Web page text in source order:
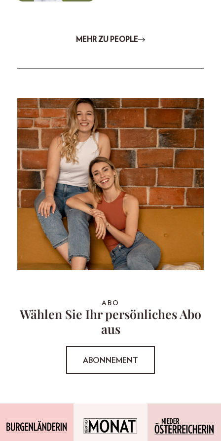
MEHR ZU PEOPLE
ABO
Wählen Sie Ihr persönliches Abo
aus
ABONNEMENT